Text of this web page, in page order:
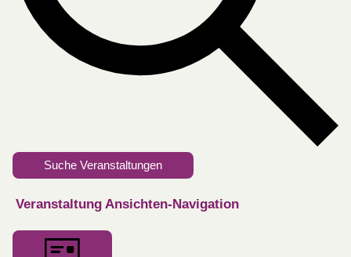
Suche Veranstaltungen
Veranstaltung Ansichten-Navigation